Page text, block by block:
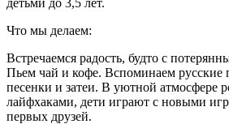
Что мы делаем:
Встречаемся радость, будто с
Пьем чай и кофе. Вспоминаем русские
песенки и затеи. В уютной атмосфере
лайфхаками, дети играют с новыми
первых друзей.